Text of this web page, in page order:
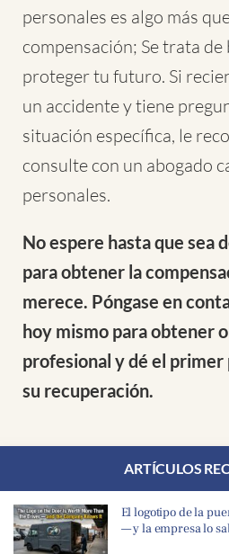
personales es algo más
compensación; Se trata
proteger tu futuro. Si
un accidente y tiene
situación específica, le
consulte con un abogado
personales.
No espere hasta que sea
para obtener la
merece. Póngase en
hoy mismo para obtener
profesional y dé el primer
su recuperación.
ARTÍCULOS
El logotipo de la
— y la empresa lo